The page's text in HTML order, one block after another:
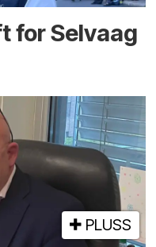
for Selvaag
PLUSS